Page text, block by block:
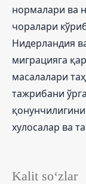
Kalit so‘zlar
нормалари ва
чоралари
Нидерландия
миграцияга
масалалари
тажрибани
хулосалар ва